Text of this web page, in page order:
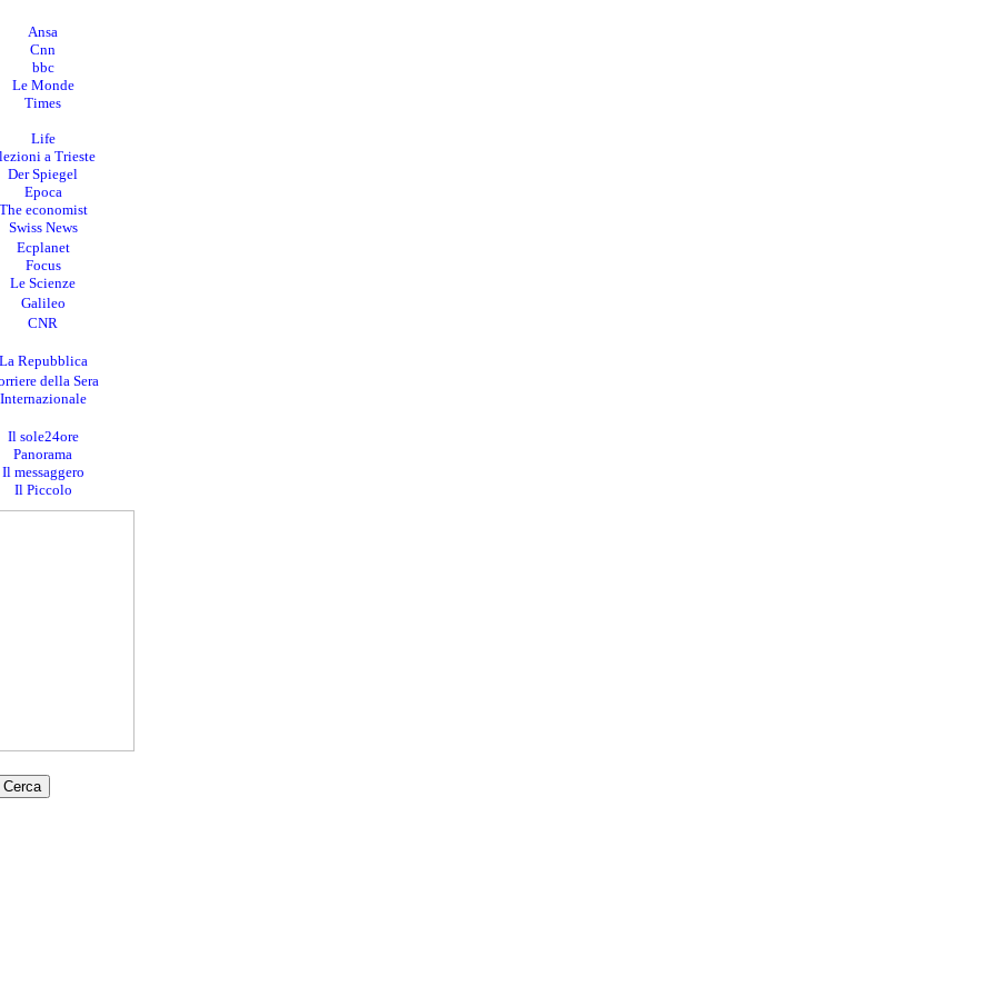
Ansa
Cnn
bbc
Le Monde
Times
Life
a Trieste
Der Spiegel
Epoca
economist
Swiss News
Ecplanet
Focus
Le Scienze
Galileo
CNR
Repubblica
della Sera
Internazionale
Il sole24ore
Panorama
Il messaggero
Il Piccolo